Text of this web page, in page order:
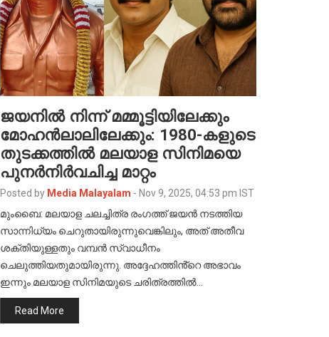
ജയനിൽ നിന്ന് മമ്മൂട്ടിയിലേക്കും
മോഹൻലാലിലേക്കും: 1980-കളുടെ
തുടക്കത്തിൽ മലയാള സിനിമയെ
പുനർനിർവചിച്ച മാറ്റം
Posted by Media Malayalam - Nov 9, 2025, 04:53 pm IST
മുംബൈ: മലയാള ചലച്ചിത്ര രംഗത്ത് ജയൻ നടത്തിയ
സാന്നിധ്യം ചെറുതായിരുന്നുവെങ്കിലും, അത് അതീവ
ശക്തിയുള്ളതും വമ്പൻ സ്വാധീനം
ചെലുത്തിയതുമായിരുന്നു. അദ്ദേഹത്തിൻ്റെ അഭാവം
ഇന്നും മലയാള സിനിമയുടെ ചരിത്രത്തിൽ…
Read More